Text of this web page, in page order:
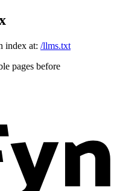
index at: /llms.txt
pages before